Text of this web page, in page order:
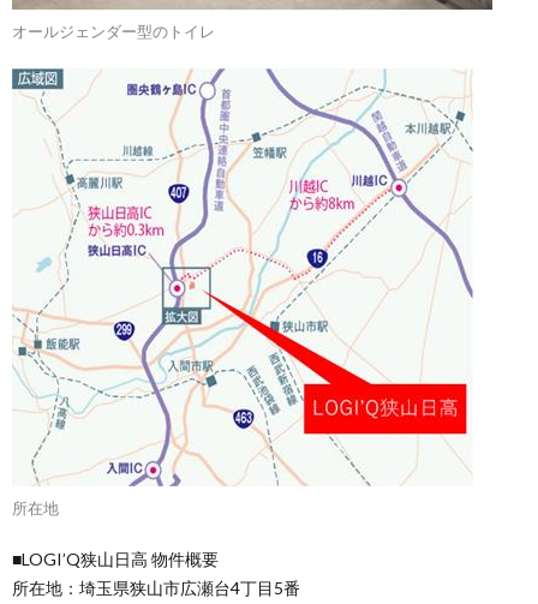
オールジェンダー型のトイレ
所在地
■LOGI’Q狭山日高 物件概要
所在地：埼玉県狭山市広瀬台4丁目5番